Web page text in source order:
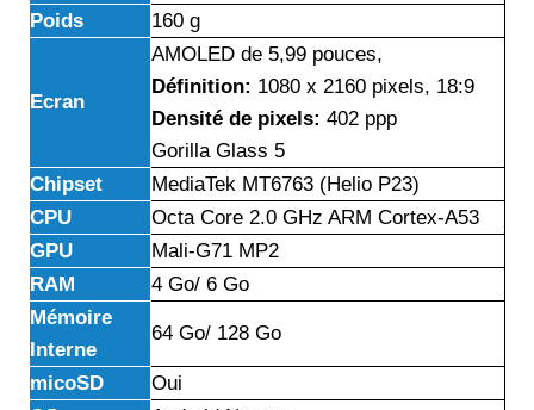
Poids
160 g
Ecran
AMOLED de 5,99 pouces,
Définition: 1080 x 2160 pixels, 18:9
Densité de pixels: 402 ppp
Gorilla Glass 5
Chipset
MediaTek MT6763 (Helio P23)
CPU
Octa Core 2.0 GHz ARM Cortex-A53
GPU
Mali-G71 MP2
RAM
4 Go/ 6 Go
Mémoire
Interne
64 Go/ 128 Go
micoSD
Oui